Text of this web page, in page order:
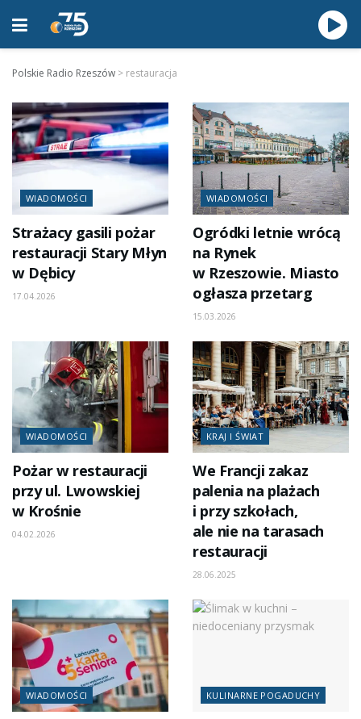
Polskie Radio Rzeszów > restauracja
WIADOMOŚCI
Strażacy gasili pożar
restauracji Stary Młyn
w Dębicy
17.04.2026
WIADOMOŚCI
Ogródki letnie wrócą
na Rynek
w Rzeszowie. Miasto
ogłasza przetarg
15.03.2026
WIADOMOŚCI
Pożar w restauracji
przy ul. Lwowskiej
w Krośnie
04.02.2026
KRAJ I ŚWIAT
We Francji zakaz
palenia na plażach
i przy szkołach,
ale nie na tarasach
restauracji
28.06.2025
WIADOMOŚCI KULINARNE POGADUCHY